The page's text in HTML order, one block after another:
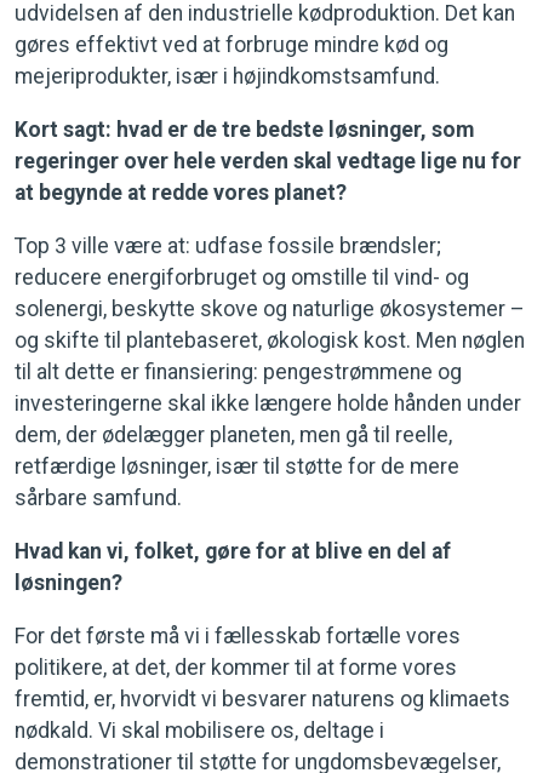
udvidelsen af den industrielle kødproduktion. Det kan
gøres effektivt ved at forbruge mindre kød og
mejeriprodukter, især i højindkomstsamfund.
Kort sagt: hvad er de tre bedste løsninger, som
regeringer over hele verden skal vedtage lige nu for
at begynde at redde vores planet?
Top 3 ville være at: udfase fossile brændsler;
reducere energiforbruget og omstille til vind- og
solenergi, beskytte skove og naturlige økosystemer –
og skifte til plantebaseret, økologisk kost. Men nøglen
til alt dette er finansiering: pengestrømmene og
investeringerne skal ikke længere holde hånden under
dem, der ødelægger planeten, men gå til reelle,
retfærdige løsninger, især til støtte for de mere
sårbare samfund.
Hvad kan vi, folket, gøre for at blive en del af
løsningen?
For det første må vi i fællesskab fortælle vores
politikere, at det, der kommer til at forme vores
fremtid, er, hvorvidt vi besvarer naturens og klimaets
nødkald. Vi skal mobilisere os, deltage i
demonstrationer til støtte for ungdomsbevægelser,